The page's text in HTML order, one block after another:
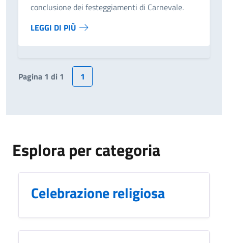
conclusione dei festeggiamenti di Carnevale.
LEGGI DI PIÙ
Pagina 1 di 1 1
Esplora per categoria
Celebrazione religiosa